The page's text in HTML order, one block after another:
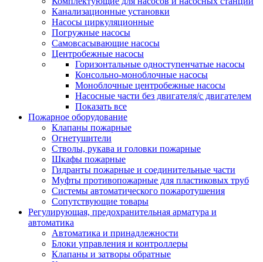
Канализационные установки
Насосы циркуляционные
Погружные насосы
Самовсасывающие насосы
Центробежные насосы
Горизонтальные одноступенчатые насосы
Консольно-моноблочные насосы
Моноблочные центробежные насосы
Насосные части без двигателя/с двигателем
Показать все
Пожарное оборудование
Клапаны пожарные
Огнетушители
Стволы, рукава и головки пожарные
Шкафы пожарные
Гидранты пожарные и соединительные части
Муфты противопожарные для пластиковых труб
Системы автоматического пожаротушения
Сопутствующие товары
Регулирующая, предохранительная арматура и
автоматика
Автоматика и принадлежности
Блоки управления и контроллеры
Клапаны и затворы обратные